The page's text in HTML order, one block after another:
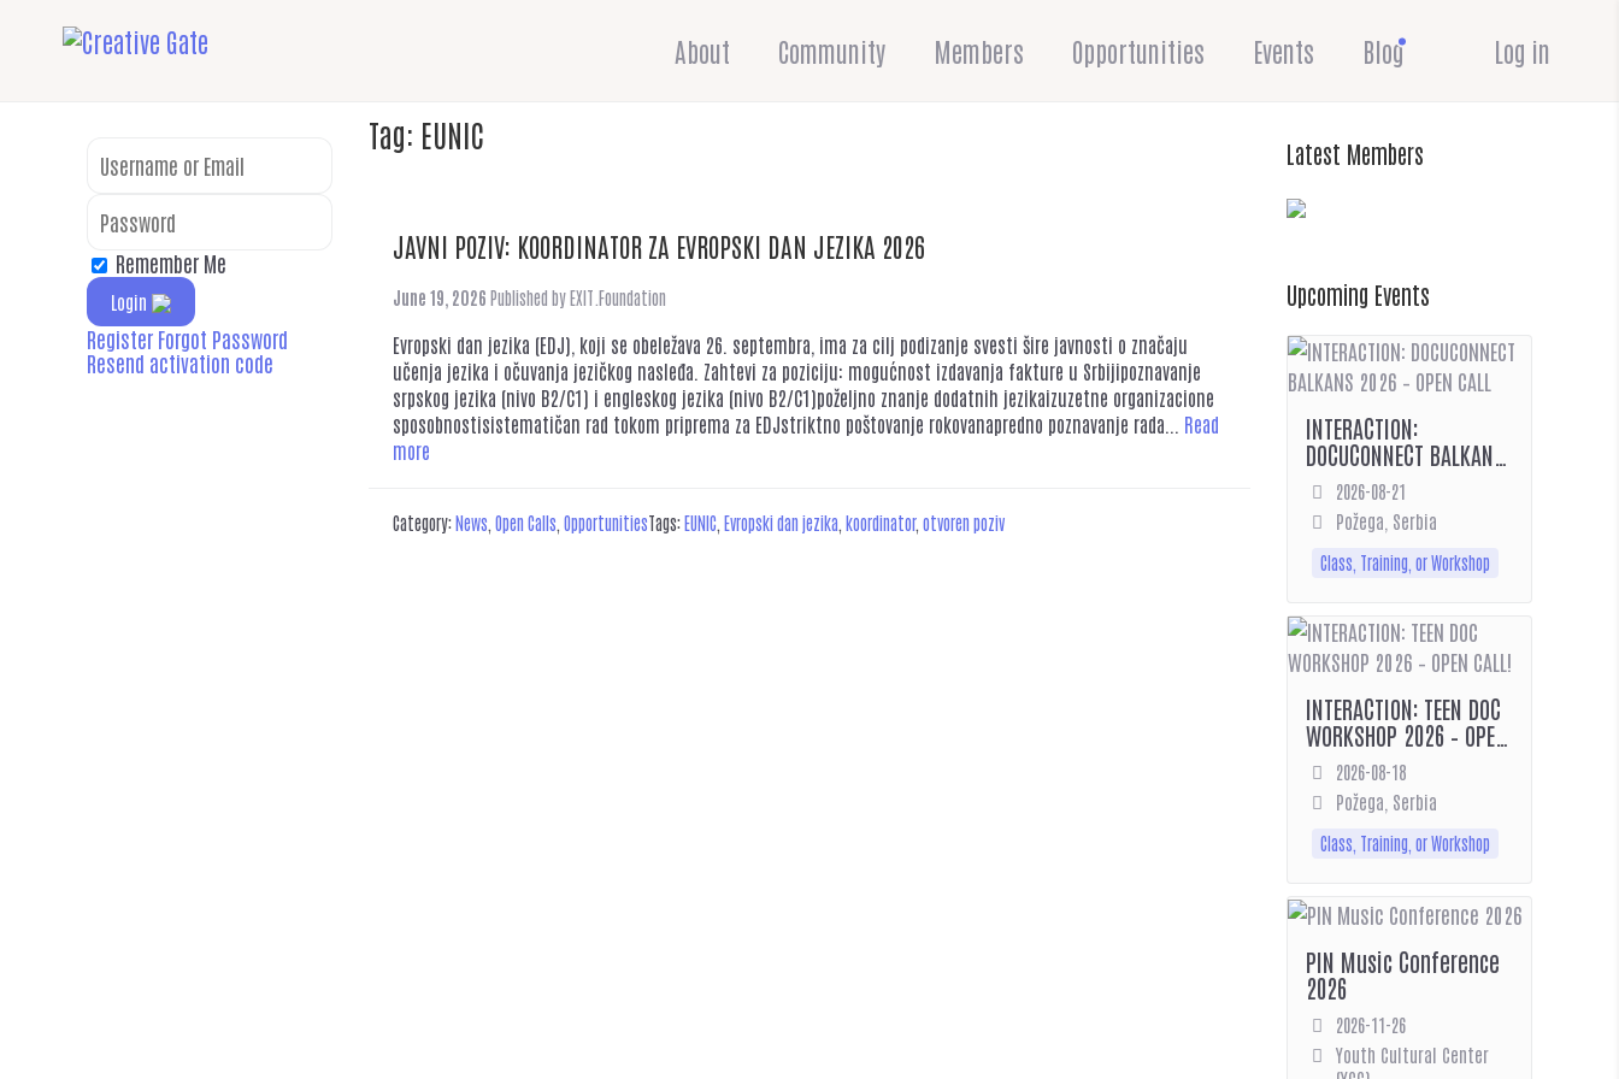
About Community Members Opportunities Events Blog Log in
Tag: EUNIC
JAVNI POZIV: KOORDINATOR ZA EVROPSKI DAN JEZIKA 2026
June 19, 2026 Published byEXIT.Foundation
Evropski dan jezika (EDJ), koji se obeležava 26. septembra, ima za cilj podizanje svesti šire javnosti o značaju
učenja jezika i očuvanja jezičkog nasleđa. Zahtevi za poziciju: mogućnost izdavanja fakture u Srbijipoznavanje
srpskog jezika (nivo B2/C1) i engleskog jezika (nivo B2/C1)poželjno znanje dodatnih jezikaizuzetne organizacione
sposobnostisistematičan rad tokom priprema za EDJstriktno poštovanje rokovanapredno poznavanje rada... Read
more
Category:News Open Calls OpportunitiesTags:EUNIC Evropski dan jezika koordinator, otvoren poziv
Remember Me
Login
Register Forgot Password
Resend activation code
Latest Members
Upcoming Events
INTERACTION:
DOCUCONNECT BALKANS
2026 – OPEN CALL
2026-08-21
Požega, Serbia
Class, Training, or Workshop
INTERACTION: TEEN DOC
WORKSHOP 2026 – OPEN
CALL!2026-08-18
Požega, Serbia
Class, Training, or Workshop
PIN Music Conference
2026
2026-11-26
Youth Cultural Center